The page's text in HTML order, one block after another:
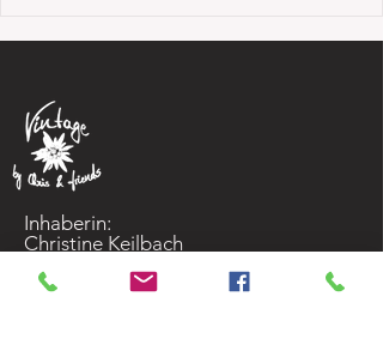
Inhaberin:
Christine Keilbach
Adlerstr. 7